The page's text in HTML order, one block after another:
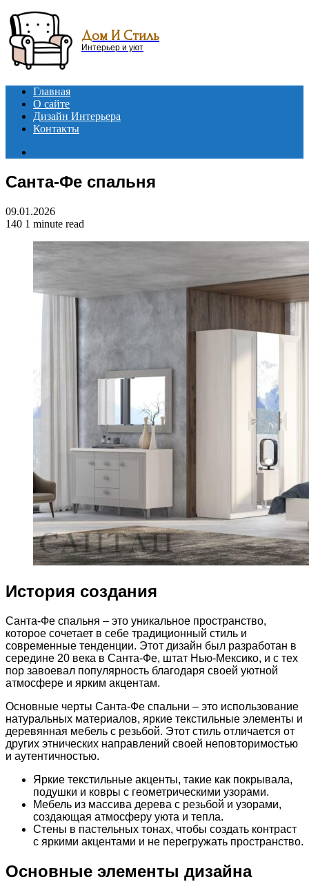
Menu
Дом И Стиль
Интерьер и уют
Главная
О сайте
Дизайн Интерьера
Контакты
Санта-Фе спальня
09.01.2026
140 1 minute read
История создания
Санта-Фе спальня – это уникальное пространство,
которое сочетает в себе традиционный стиль и
современные тенденции. Этот дизайн был разработан в
середине 20 века в Санта-Фе, штат Нью-Мексико, и с тех
пор завоевал популярность благодаря своей уютной
атмосфере и ярким акцентам.
Основные черты Санта-Фе спальни – это использование
натуральных материалов, яркие текстильные элементы и
деревянная мебель с резьбой. Этот стиль отличается от
других этнических направлений своей неповторимостью
и аутентичностью.
Яркие текстильные акценты, такие как покрывала,
подушки и ковры с геометрическими узорами.
Мебель из массива дерева с резьбой и узорами,
создающая атмосферу уюта и тепла.
Стены в пастельных тонах, чтобы создать контраст
с яркими акцентами и не перегружать пространство.
Основные элементы дизайна